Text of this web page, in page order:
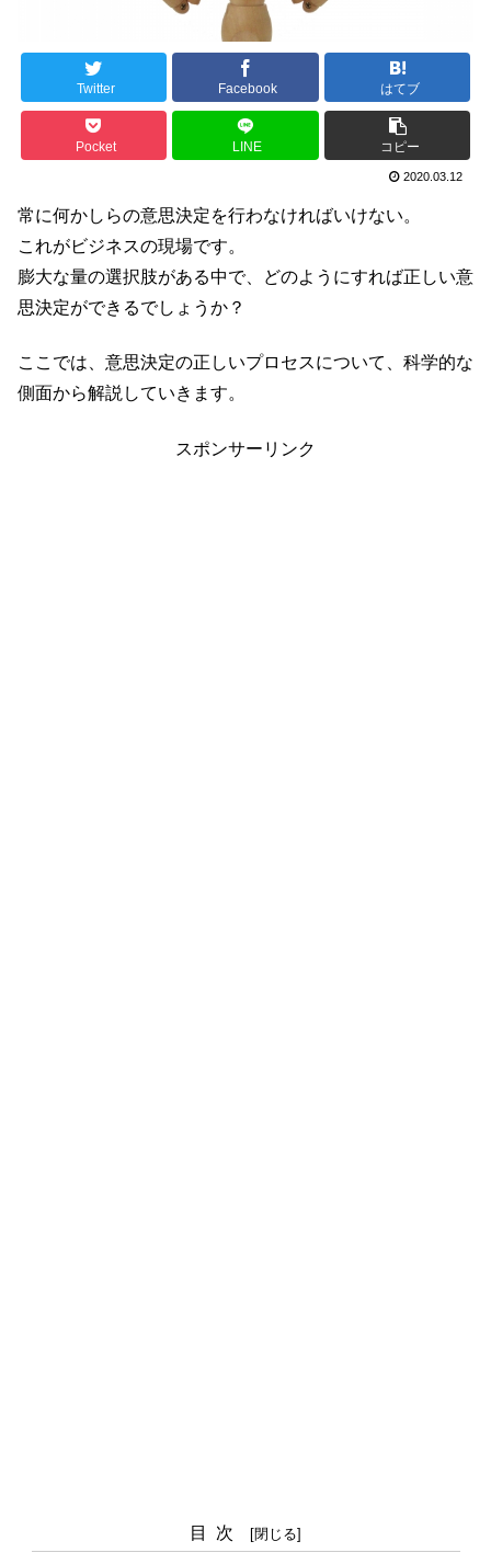
Twitter Facebook はてブ
Pocket LINE コピー
2020.03.12
常に何かしらの意思決定を行わなければいけない。
これがビジネスの現場です。
膨大な量の選択肢がある中で、どのようにすれば正しい意
思決定ができるでしょうか？
ここでは、意思決定の正しいプロセスについて、科学的な
側面から解説していきます。
スポンサーリンク
目次